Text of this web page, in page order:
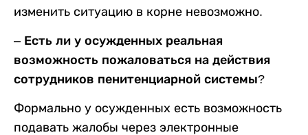
изменить ситуацию в корне невозможно.
– Есть ли у осужденных реальная
возможность пожаловаться на действия
сотрудников пенитенциарной системы?
Формально у осужденных есть возможность
подавать жалобы через электронные